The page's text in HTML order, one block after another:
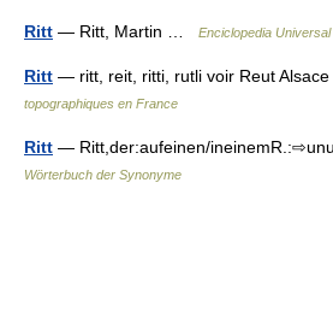
Ritt — Ritt, Martin … Enciclopedia Universal
Ritt — ritt, reit, ritti, rutli voir Reut
topographiques en France
Ritt — Ritt,der:aufeinen/
Wörterbuch der Synonyme